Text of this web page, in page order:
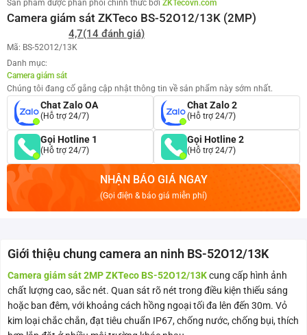
Sản phẩm được phân phối chính thức bởi ZKTecovn.com
Camera giám sát ZKTeco BS-52O12/13K (2MP)
4,7(14 đánh giá)
Mã: BS-52O12/13K
Danh mục:
Camera giám sát
Chúng tôi đang cố gắng cập nhật thông tin về sản phẩm này sớm nhất.
Chat Zalo OA
(Hỗ trợ 24/7)
Chat Zalo 2
(Hỗ trợ 24/7)
Gọi Hotline 1
(Hỗ trợ 24/7)
Gọi Hotline 2
(Hỗ trợ 24/7)
NHẬN BÁO GIÁ NGAY
(Gọi điện & báo giá miễn phí)
Giới thiệu chung camera an ninh BS-52O12/13K
Camera giám sát 2MP ZKTeco BS-52O12/13Kcung cấp hình ảnh
chất lượng cao, sắc nét. Quan sát rõ nét trong điều kiện thiếu sáng
hoặc ban đêm, với khoảng cách hồng ngoại tối đa lên đến 30m. Vỏ
kim loại chắc chắn, đạt tiêu chuẩn IP67, chống nước, chống bụi, thích